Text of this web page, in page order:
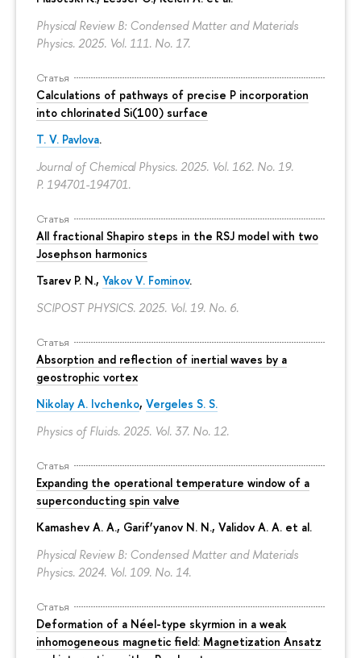
Physical Review B: Condensed Matter and Materials
Physics. 2025. Vol. 111. No. 17.
Статья
Calculations of pathways of precise P incorporation
into chlorinated Si(100) surface
T. V. Pavlova.
Journal of Chemical Physics. 2025. Vol. 162. No. 19.
P. 194701-194701.
Статья
All fractional Shapiro steps in the RSJ model with two
Josephson harmonics
Tsarev P. N., Yakov V. Fominov.
SCIPOST PHYSICS. 2025. Vol. 19. No. 6.
Статья
Absorption and reflection of inertial waves by a
geostrophic vortex
Nikolay A. Ivchenko, Vergeles S. S.
Physics of Fluids. 2025. Vol. 37. No. 12.
Статья
Expanding the operational temperature window of a
superconducting spin valve
Kamashev A. A., Garif’yanov N. N., Validov A. A. et al.
Physical Review B: Condensed Matter and Materials
Physics. 2024. Vol. 109. No. 14.
Статья
Deformation of a Néel-type skyrmion in a weak
inhomogeneous magnetic field: Magnetization Ansatz